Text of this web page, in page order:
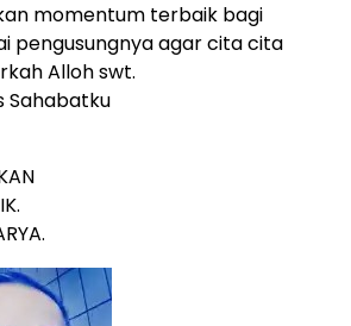
momentum terbaik bagi
pengusungnya agar cita cita
Alloh swt.
Sahabatku